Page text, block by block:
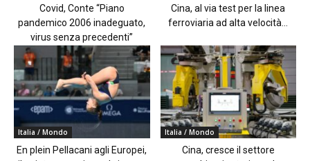
Covid, Conte “Piano
pandemico 2006 inadeguato,
virus senza precedenti”
Cina, al via test per la linea
ferroviaria ad alta velocità...
Italia / Mondo
En plein Pellacani agli Europei,
Italia / Mondo
Cina, cresce il settore